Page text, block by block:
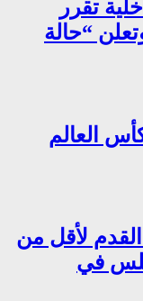
الداخلية تقرر
“حالة
العالم
لأقل من
في